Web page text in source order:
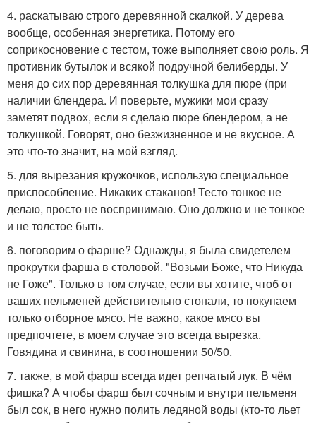
4. раскатываю строго деревянной скалкой. У дерева
вообще, особенная энергетика. Потому его
соприкосновение с тестом, тоже выполняет свою роль. Я
противник бутылок и всякой подручной белиберды. У
меня до сих пор деревянная толкушка для пюре (при
наличии блендера. И поверьте, мужики мои сразу
заметят подвох, если я сделаю пюре блендером, а не
толкушкой. Говорят, оно безжизненное и не вкусное. А
это что-то значит, на мой взгляд.
5. для вырезания кружочков, использую специальное
приспособление. Никаких стаканов! Тесто тонкое не
делаю, просто не воспринимаю. Оно должно и не тонкое
и не толстое быть.
6. поговорим о фарше? Однажды, я была свидетелем
прокрутки фарша в столовой. "Возьми Боже, что Никуда
не Гоже". Только в том случае, если вы хотите, чтоб от
ваших пельменей действительно стонали, то покупаем
только отборное мясо. Не важно, какое мясо вы
предпочтете, в моем случае это всегда вырезка.
Говядина и свинина, в соотношении 50/50.
7. также, в мой фарш всегда идет репчатый лук. В чём
фишка? А чтобы фарш был сочным и внутри пельменя
был сок, в него нужно полить ледяной воды (кто-то льет